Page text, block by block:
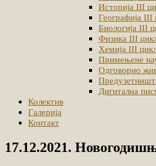
Историја III
Географија III
Биологија III
Физика III
Хемија III
Примењене
Одговорно
Дигитална
Колектив
Галерија
Контакт
17.12.2021.